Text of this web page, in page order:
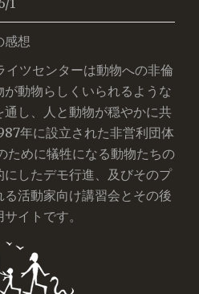
1
感想
イツセンターは動物への非倫
動物らしくいられるような
し、人と動物が穏やかに共
年に設立された非営利団体
ために犠牲になる動物たちの
したデモ行進、及びそのプ
活動家向け講習会とその後
イトです。